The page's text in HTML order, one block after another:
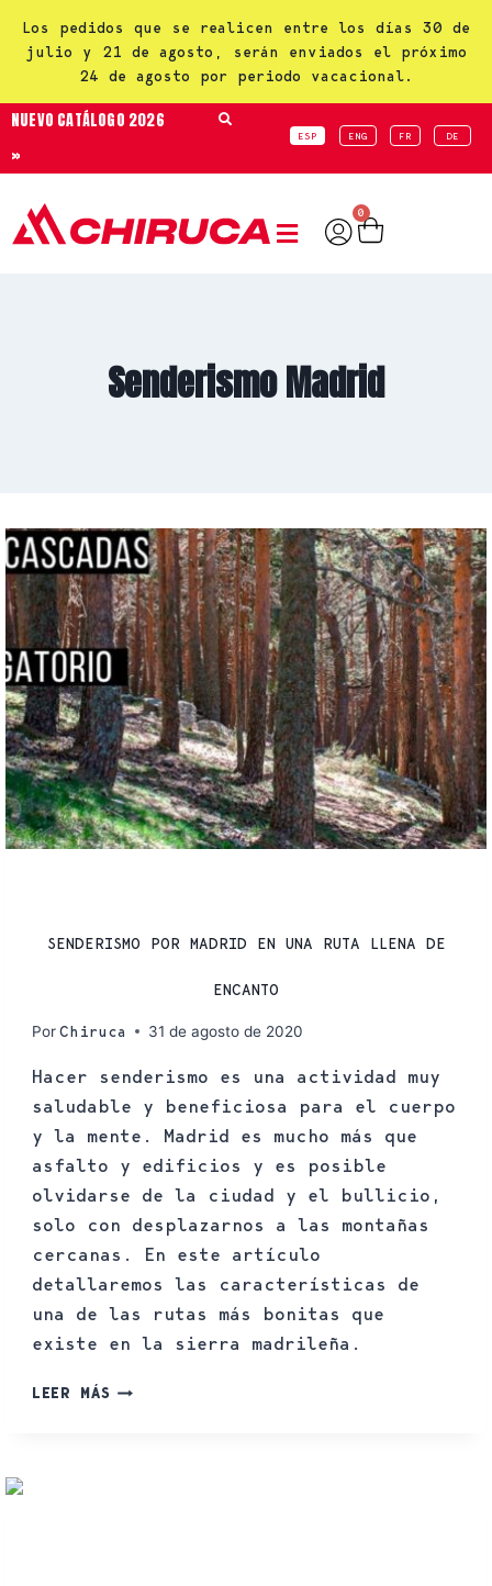
Los pedidos que se realicen entre los días 30 de
julio y 21 de agosto, serán enviados el próximo
24 de agosto por periodo vacacional.
NUEVO CATÁLOGO 2026
»
ESP ENG FR DE
0
Senderismo Madrid
SENDERISMO POR MADRID EN UNA RUTA LLENA DE
ENCANTO
PorChiruca 31 de agosto de 2020
Hacer senderismo es una actividad muy
saludable y beneficiosa para el cuerpo
y la mente. Madrid es mucho más que
asfalto y edificios y es posible
olvidarse de la ciudad y el bullicio,
solo con desplazarnos a las montañas
cercanas. En este artículo
detallaremos las características de
una de las rutas más bonitas que
existe en la sierra madrileña.
LEER MÁS